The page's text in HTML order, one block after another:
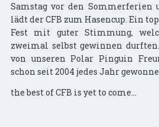
Samstag vor den
lädt der CFB zum Hasencup. Ein
Fest mit guter Stimmung,
zweimal selbst gewinnen
von unseren Polar Pinguin
schon seit 2004 jedes Jahr
the best of CFB is yet to come...